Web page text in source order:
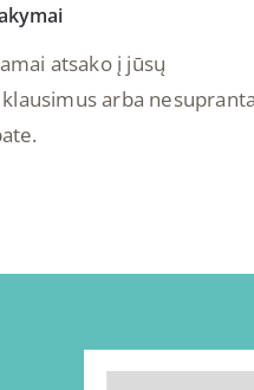
atsako į jūsų
arba